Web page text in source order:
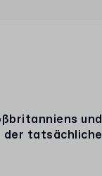
und
der tatsächliche